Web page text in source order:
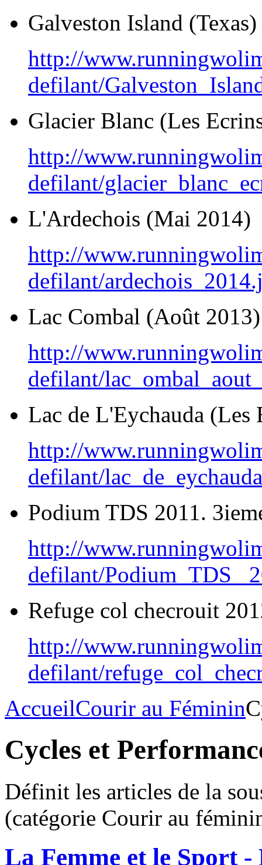
Galveston Island (Texas)
http://
defilant/
Glacier Blanc (Les
http://
defilant/
L'Ardechois (Mai 2014)
http://
defilant/
Lac Combal (Août 2013)
http://
defilant/
Lac de L'Eychauda
http://
defilant/
Podium TDS 2011.
http://
defilant/Podium_TDS_
Refuge col checrouit
http://
defilant/
AccueilCourir au Féminin
Cycles et
Définit les articles de la
(catégorie Courir au
La Femme et le Sport